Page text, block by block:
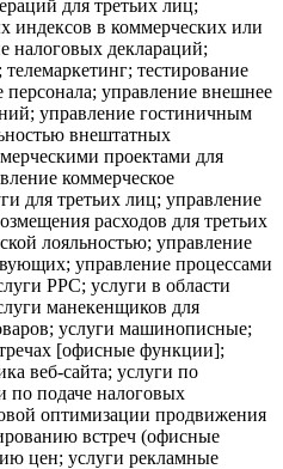
для третьих лиц;
индексов в коммерческих или
налоговых деклараций;
телемаркетинг; тестирование
персонала; управление внешнее
управление гостиничным
внештатных
проектами для
коммерческое
для третьих лиц; управление
расходов для третьих
лояльностью; управление
управление процессами
PPC; услуги в области
манекенщиков для
услуги машинописные;
[офисные функции];
веб-сайта; услуги по
по подаче налоговых
оптимизации продвижения
встреч (офисные
цен; услуги рекламные